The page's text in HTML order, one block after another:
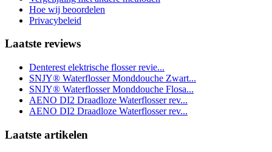
Hoe wij beoordelen
Privacybeleid
Laatste reviews
Denterest elektrische flosser revie...
SNJY® Waterflosser Monddouche Zwart...
SNJY® Waterflosser Monddouche Flosa...
AENO DI2 Draadloze Waterflosser rev...
AENO DI2 Draadloze Waterflosser rev...
Laatste artikelen